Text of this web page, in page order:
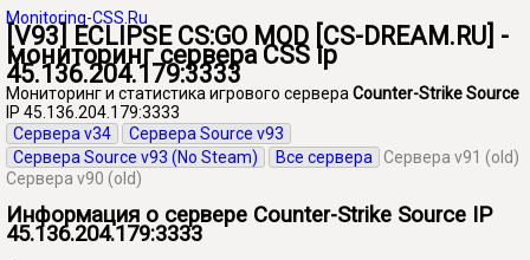
Monitoring-CSS.Ru
[V93] ECLIPSE CS:GO MOD [CS-DREAM.RU] -
мониторинг сервера CSS ip
45.136.204.179:3333
Мониторинг и статистика игрового сервера Counter-Strike Source
IP 45.136.204.179:3333
Сервера v34
Сервера Source v93
Сервера Source v93 (No Steam)
Все сервера
Сервера v91 (old)
Сервера v90 (old)
Информация о сервере Counter-Strike Source IP
45.136.204.179:3333